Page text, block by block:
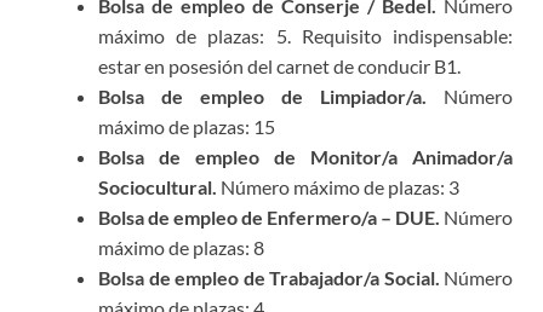
Bolsa de empleo de Conserje / Bedel. Número
máximo de plazas: 5. Requisito indispensable:
estar en posesión del carnet de conducir B1.
Bolsa de empleo de Limpiador/a. Número
máximo de plazas: 15
Bolsa de empleo de Monitor/a Animador/a
Sociocultural. Número máximo de plazas: 3
Bolsa de empleo de Enfermero/a – DUE. Número
máximo de plazas: 8
Bolsa de empleo de Trabajador/a Social. Número